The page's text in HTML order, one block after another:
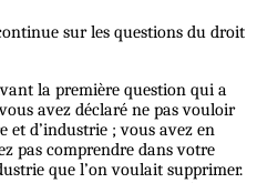
sur les questions du droit
la première question qui a
avez déclaré ne pas vouloir
d’industrie ; vous avez en
pas comprendre dans votre
que l’on voulait supprimer.